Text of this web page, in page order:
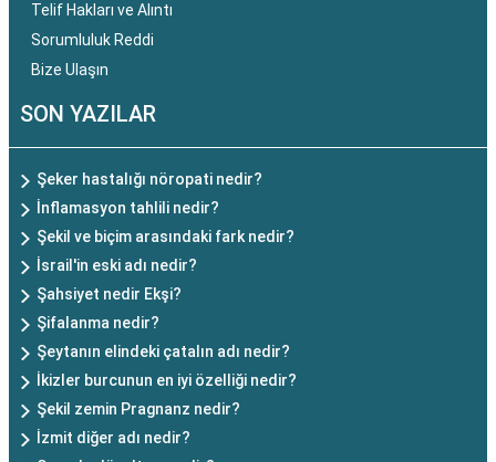
Telif Hakları ve Alıntı
Sorumluluk Reddi
Bize Ulaşın
SON YAZILAR
Şeker hastalığı nöropati nedir?
İnflamasyon tahlili nedir?
Şekil ve biçim arasındaki fark nedir?
İsrail'in eski adı nedir?
Şahsiyet nedir Ekşi?
Şifalanma nedir?
Şeytanın elindeki çatalın adı nedir?
İkizler burcunun en iyi özelliği nedir?
Şekil zemin Pragnanz nedir?
İzmit diğer adı nedir?